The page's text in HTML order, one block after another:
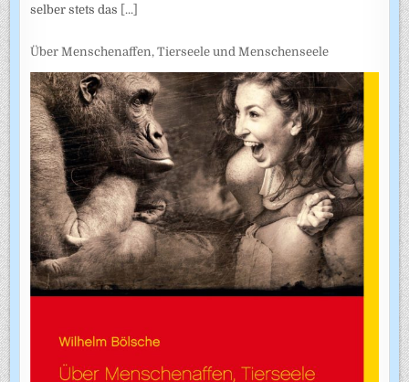
selber stets das [...]
Über Menschenaffen, Tierseele und Menschenseele